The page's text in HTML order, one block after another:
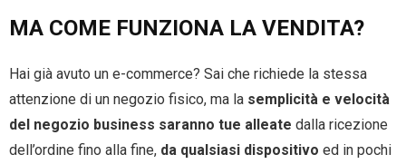
MA COME FUNZIONA LA VENDITA?
Hai già avuto un e-commerce? Sai che richiede la stessa
attenzione di un negozio fisico, ma la semplicità e velocità
del negozio business saranno tue alleate dalla ricezione
dell’ordine fino alla fine, da qualsiasi dispositivo ed in pochi